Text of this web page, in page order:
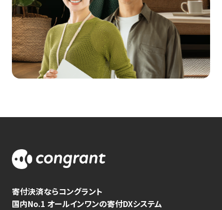
寄付決済ならコングラント
国内No.1 オールインワンの寄付DXシステム